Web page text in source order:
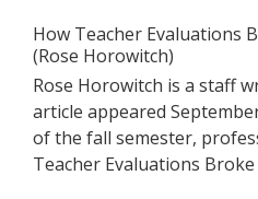
How Teacher Evaluations
(Rose Horowitch)
Rose Horowitch is a staff
article appeared
of the fall semester,
Teacher Evaluations